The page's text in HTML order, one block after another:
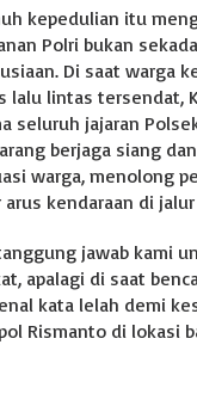
n
A
n
a
k
e
c
i
d
T
e
n
kepedulian itu
Polri bukan
Di saat warga
lalu lintas tersendat,
seluruh jajaran
berjaga siang
warga, menolong
kendaraan di
jawab kami
apalagi di saat
kata lelah demi
Rismanto di lokasi